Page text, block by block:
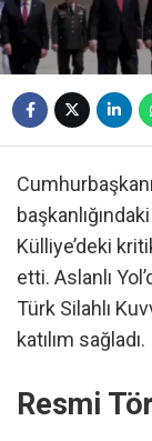
başkanlığındaki
Külliye’deki
etti. Aslanlı
Türk Silahlı
katılım sağladı.
Resmi